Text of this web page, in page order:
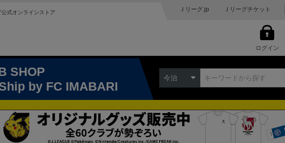
式オンラインストア Ｊリーグ.jp Ｊリーグチケット
ログイン
SHOP
by FC IMABARI
今治